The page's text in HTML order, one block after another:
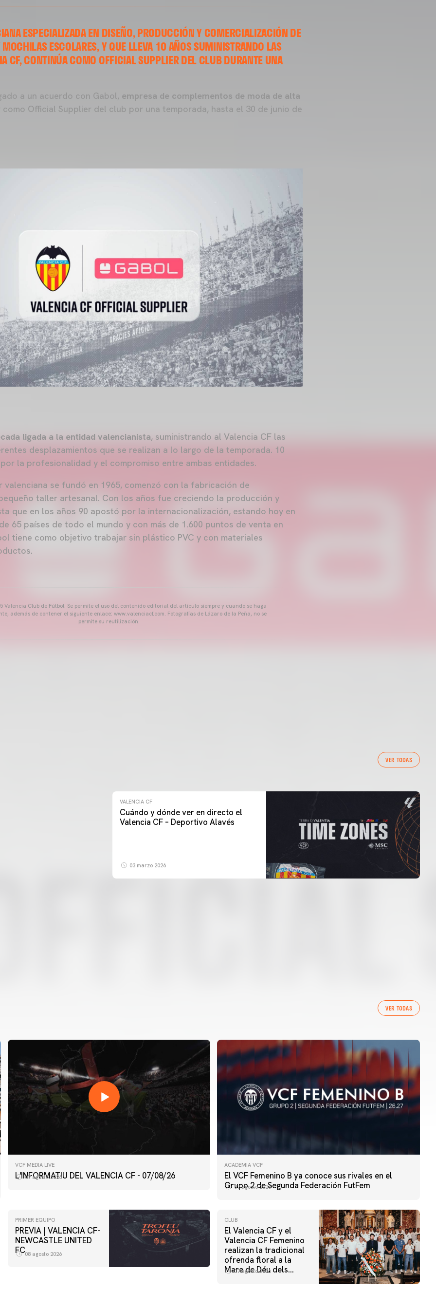
ESPECIALIZADA EN DISEÑO, PRODUCCIÓN Y COMERCIALIZACIÓN DE
ESCOLARES, Y QUE LLEVA 10 AÑOS SUMINISTRANDO LAS
CF, CONTINÚA COMO OFFICIAL SUPPLIER DEL CLUB DURANTE UNA
a un acuerdo con Gabol, empresa de complementos de moda de alta
como Official Supplier del club por una temporada, hasta el 30 de junio de
ligada a la entidad valencianista, suministrando al Valencia CF las
desplazamientos que se realizan a lo largo de la temporada. 10
la profesionalidad y el compromiso entre ambas entidades.
valenciana se fundó en 1965, comenzó con la fabricación de
taller artesanal. Con los años fue creciendo la producción y
que en los años 90 apostó por la internacionalización, estando hoy en
65 países de todo el mundo y con más de 1.600 puntos de venta en
tiene como objetivo trabajar sin plástico PVC y con materiales
Valencia Club de Fútbol. Se permite el uso del contenido editorial del artículo siempre y cuando se haga
además de contener el siguiente enlace: www.valenciacf.com. Fotografías de Lázaro de la Peña, no se
permite su reutilización.
VER TODAS
VALENCIA CF
Cuándo y dónde ver en directo el
Valencia CF – Deportivo Alavés
03 marzo 2026
VER TODAS
VCF MEDIA LIVE
L'INFORMATIU DEL VALENCIA CF - 07/08/26
07 agosto 2026
ACADEMIA VCF
El VCF Femenino B ya conoce sus rivales en el
Grupo 2 de Segunda Federación FutFem
07 agosto 2026
PRIMER EQUIPO
PREVIA | VALENCIA CF-
NEWCASTLE UNITED
FC08 agosto 2026
CLUB
El Valencia CF y el
Valencia CF Femenino
realizan la tradicional
ofrenda floral a la
Mare de Déu dels
07 agosto 2026